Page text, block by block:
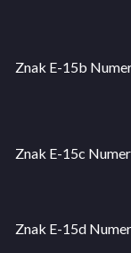
Znak E-15b
Znak E-15c
Znak E-15d